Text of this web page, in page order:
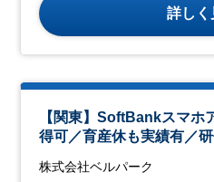
詳しく
【関東】SoftBankスマ
得可／育産休も実績有／
株式会社ベルパーク